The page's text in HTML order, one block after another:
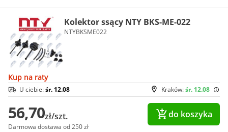
Kolektor ssący NTY BKS-ME-022
NTYBKSME022
Kup na raty
Kraków:śr. 12.08
U ciebie:śr. 12.08
56,70zł/szt.
Darmowa dostawa od 250 zł
do koszyka